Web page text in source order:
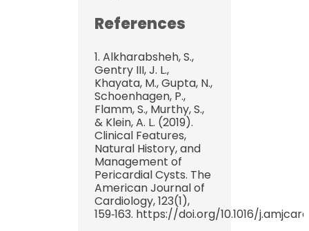
References
1. Alkharabsheh, S.,
Gentry III, J. L.,
Khayata, M., Gupta, N.,
Schoenhagen, P.,
Flamm, S., Murthy, S.,
& Klein, A. L. (2019).
Clinical Features,
Natural History, and
Management of
Pericardial Cysts. The
American Journal of
Cardiology, 123(1),
159‑163. https://doi.org/10.1016/